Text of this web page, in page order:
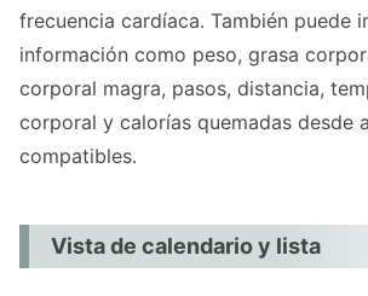
frecuencia cardíaca. También puede
información como peso, grasa
corporal magra, pasos, distancia,
corporal y calorías quemadas desde
compatibles.
Vista de calendario y lista